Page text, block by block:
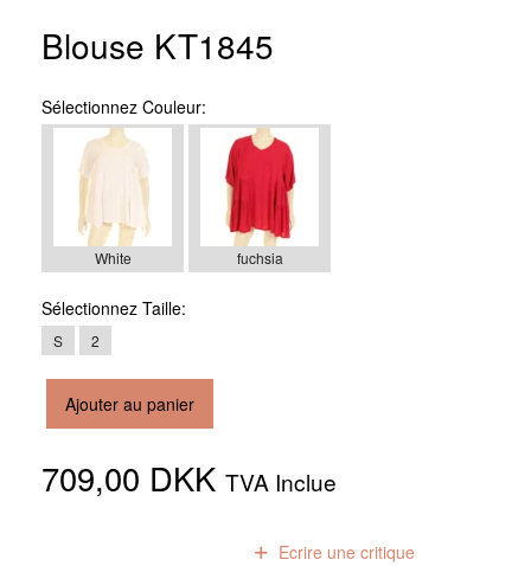
Blouse KT1845
Sélectionnez Couleur:
White fuchsia
Sélectionnez Taille:
S 2
Ajouter au panier
709,00 DKK TVA Inclue
Ecrire une critique